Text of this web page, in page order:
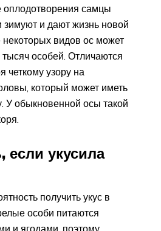
оплодотворения самцы
зимуют и дают жизнь новой
некоторых видов ос может
особей. Отличаются
четкому узору на
который может иметь
У обыкновенной осы такой
если укусила
получить укус в
особи питаются
и ягодами, поэтому